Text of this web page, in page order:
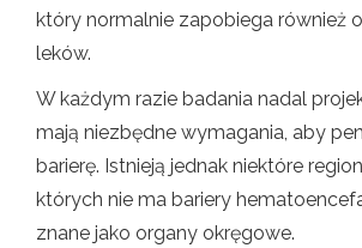
który normalnie zapobiega również
leków.
W każdym razie badania nadal
mają niezbędne wymagania, aby
barierę. Istnieją jednak niektóre
których nie ma bariery
znane jako organy okręgowe.